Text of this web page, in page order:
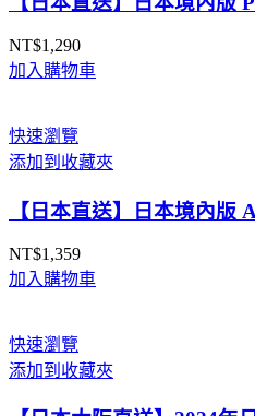
NT$1,290
加入購物車
快速瀏覽
添加到收藏夾
【日本直送】日本境內版
NT$1,359
加入購物車
快速瀏覽
添加到收藏夾